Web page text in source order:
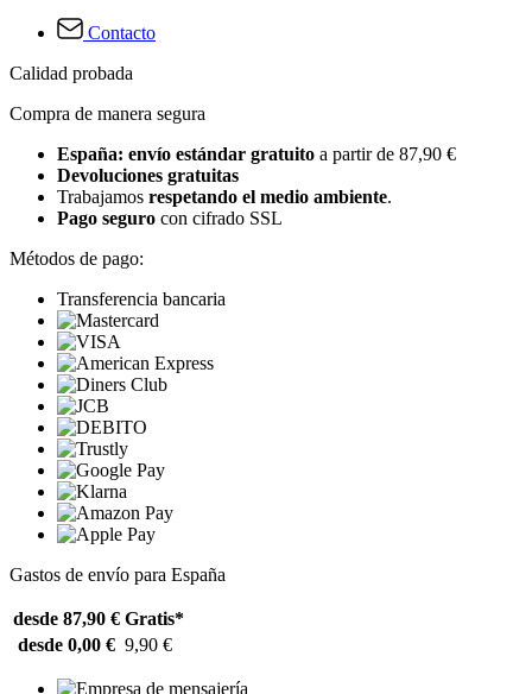
Contacto
Calidad probada
Compra de manera segura
España: envío estándar gratuito a partir de 87,90 €
Devoluciones gratuitas
Trabajamos respetando el medio ambiente.
Pago seguro con cifrado SSL
Métodos de pago:
Transferencia bancaria
Gastos de envío para España
desde 87,90 € Gratis*
desde 0,00 € 9,90 €